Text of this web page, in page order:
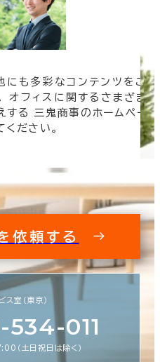
にも多彩なコンテンツをご
オフィスに関するさまざま
する 三鬼商事のホームペー
ださい。
依頼する
室（東京）
534-011
（土日祝日は除く）